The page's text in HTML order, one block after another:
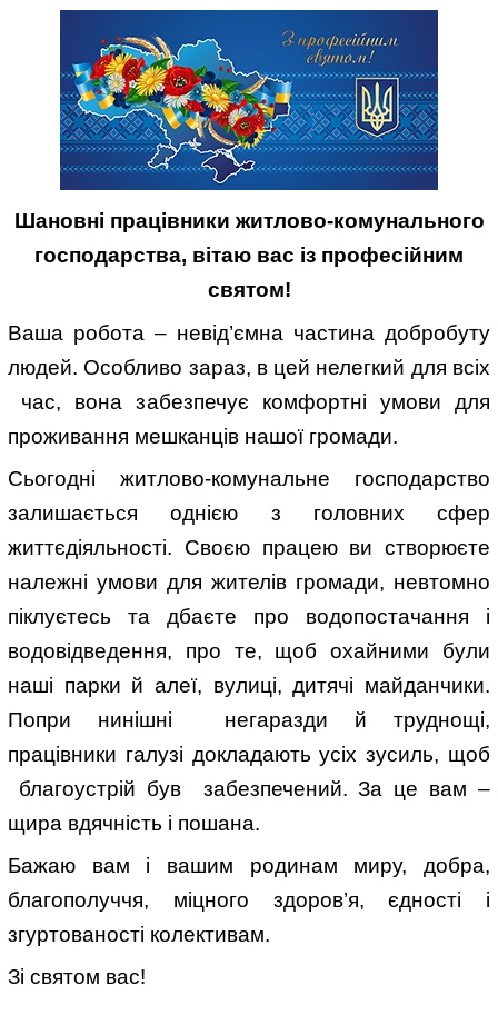
Шановні працівники житлово-комунального
господарства, вітаю вас із професійним
святом!
Ваша робота – невід’ємна частина добробуту
людей. Особливо зараз, в цей нелегкий для всіх
час, вона забезпечує комфортні умови для
проживання мешканців нашої громади.
Сьогодні житлово-комунальне господарство
залишається однією з головних сфер
життєдіяльності. Своєю працею ви створюєте
належні умови для жителів громади, невтомно
піклуєтесь та дбаєте про водопостачання і
водовідведення, про те, щоб охайними були
наші парки й алеї, вулиці, дитячі майданчики.
Попри нинішні негаразди й труднощі,
працівники галузі докладають усіх зусиль, щоб
благоустрій був забезпечений. За це вам –
щира вдячність і пошана.
Бажаю вам і вашим родинам миру, добра,
благополуччя, міцного здоров’я, єдності і
згуртованості колективам.
Зі святом вас!